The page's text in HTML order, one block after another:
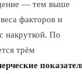
— тем выше
факторов и
накруткой. По
трём